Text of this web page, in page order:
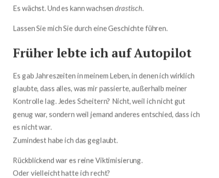
Es wächst. Und es kann wachsendrastisch.
Lassen Sie mich Sie durch eine Geschichte führen.
Früher lebte ich auf Autopilot
Es gab Jahreszeiten in meinem Leben, in denen ich wirklich
glaubte, dass alles, was mir passierte, außerhalb meiner
Kontrolle lag. Jedes Scheitern? Nicht, weil ich nicht gut
genug war, sondern weil jemand anderes entschied, dass ich
es nicht war.
Zumindest habe ich das geglaubt.
Rückblickend war es reine Viktimisierung.
Oder vielleicht hatte ich recht?